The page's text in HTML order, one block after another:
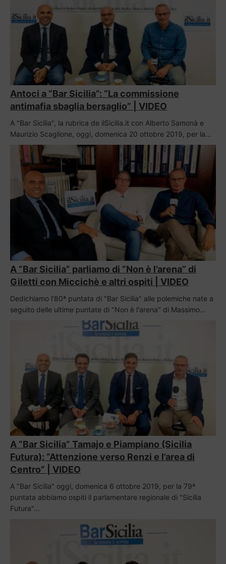
Antoci a “Bar Sicilia”: “La commissione
antimafia sbaglia bersaglio” | VIDEO
A "Bar Sicilia", la rubrica de ilSicilia.it con Alberto Samonà e
Maurizio Scaglione, oggi, domenica 20 ottobre 2019, per la…
A “Bar Sicilia” parliamo di “Non è l’arena” di
Giletti con Miccichè e altri ospiti | VIDEO
Dedichiamo l'80ª puntata di "Bar Sicilia" alle polemiche nate a
seguito delle ultime puntate di "Non è l'arena" di Massimo…
A “Bar Sicilia” Tamajo e Piampiano (Sicilia
Futura): “Attenzione verso Renzi e l’area di
Centro” | VIDEO
A "Bar Sicilia" oggi, domenica 6 ottobre 2019, per la 79ª
puntata abbiamo ospiti il parlamentare regionale di "Sicilia
Futura"…